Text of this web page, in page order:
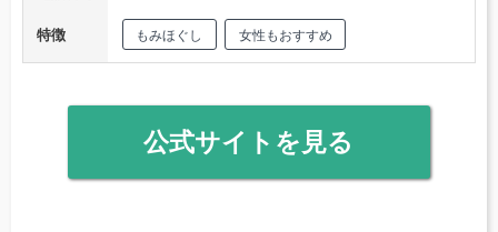
特徴 もみほぐし 女性もおすすめ
公式サイトを見る